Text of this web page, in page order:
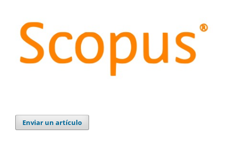
Enviar un artículo